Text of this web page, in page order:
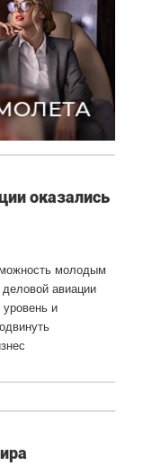
оказались
молодым
авиации
и